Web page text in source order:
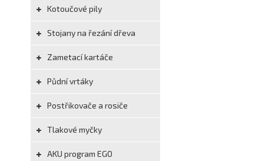
Kotoučové pily
Stojany na řezání dřeva
Zametací kartáče
Půdní vrtáky
Postřikovače a rosiče
Tlakové myčky
AKU program EGO